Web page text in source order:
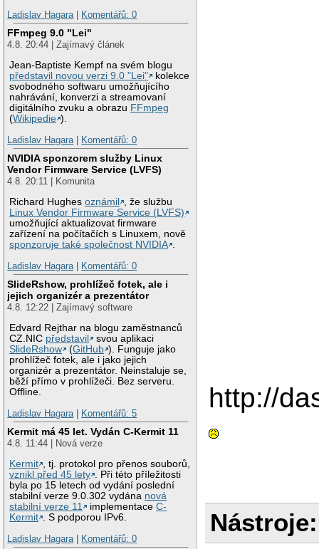
Ladislav Hagara
Komentářů: 0
FFmpeg 9.0 "Lei"
4.8. 20:44 | Zajímavý článek
Jean-Baptiste Kempf na svém blogu
představil novou verzi 9.0 "Lei"
kolekce
svobodného softwaru umožňujícího
nahrávání, konverzi a streamovaní
digitálního zvuku a obrazu FFmpeg
(Wikipedie ).
Ladislav Hagara
Komentářů: 0
NVIDIA sponzorem služby Linux
Vendor Firmware Service (LVFS)
4.8. 20:11 | Komunita
Richard Hughesoznámil
, že službu
Linux Vendor Firmware Service (LVFS)
umožňující aktualizovat firmware
zařízení na počítačích s Linuxem, nově
sponzoruje také společnost NVIDIA .
Ladislav Hagara | Komentářů: 0
SlideRshow, prohlížeč fotek, ale i
jejich organizér a prezentátor
4.8. 12:22 | Zajímavý software
Edvard Rejthar na blogu zaměstnanců
CZ.NIC představil
svou aplikaci
SlideRshow
(GitHub ). Funguje jako
prohlížeč fotek, ale i jako jejich
organizér a prezentátor. Neinstaluje se,
běží přímo v prohlížeči. Bez serveru.
Offline.
Ladislav Hagara | Komentářů: 5
Kermit má 45 let. Vydán C-Kermit 11
4.8. 11:44 | Nová verze
Kermit , tj. protokol pro přenos souborů,
vznikl před 45 lety . Při této příležitosti
byla po 15 letech od vydání poslední
stabilní verze 9.0.302 vydána nová
stabilní verze 11
implementaceC-
Kermit . S podporou IPv6.
Ladislav Hagara | Komentářů: 0
http://
Nástroje: